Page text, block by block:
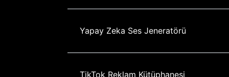
Yapay Zeka Ses Jeneratörü
TikTok Reklam Kütüphanesi